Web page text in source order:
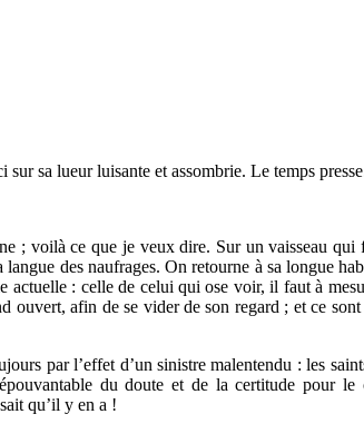
sa lueur luisante et assombrie. Le temps
; voilà ce que je veux dire. Sur un vaisseau
des naufrages. On retourne à sa longue
actuelle : celle de celui qui ose voir, il faut à
afin de se vider de son regard ; et ce
par l’effet d’un sinistre malentendu : les
du doute et de la certitude pour
qu’il y en a !